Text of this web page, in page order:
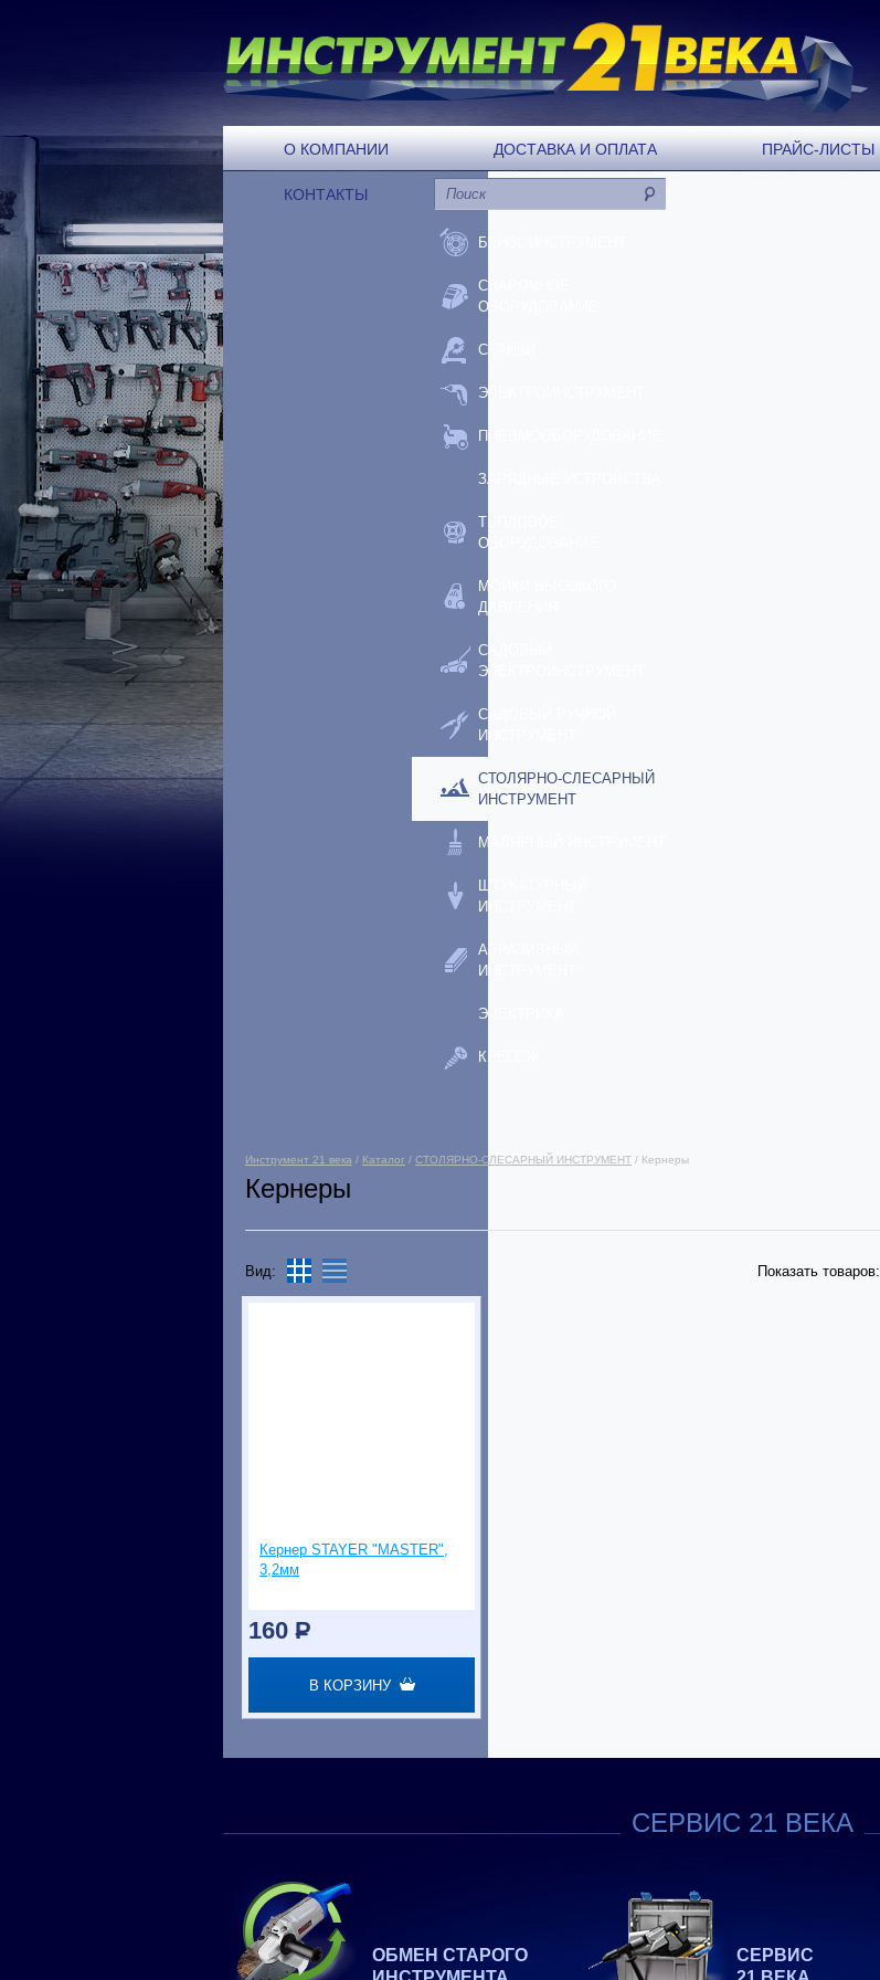
О КОМПАНИИ ДОСТАВКА И ОПЛАТА ПРАЙС-ЛИСТЫ
КОНТАКТЫ
БЕНЗОИНСТРУМЕНТ
СВАРОЧНОЕ
ОБОРУДОВАНИЕ
СТАНКИ
ЭЛЕКТРОИНСТРУМЕНТ
ПНЕВМООБОРУДОВАНИЕ
ЗАРЯДНЫЕ УСТРОЙСТВА
ТЕПЛОВОЕ
ОБОРУДОВАНИЕ
МОЙКИ ВЫСОКОГО
ДАВЛЕНИЯ
САДОВЫЙ
ЭЛЕКТРОИНСТРУМЕНТ
САДОВЫЙ РУЧНОЙ
ИНСТРУМЕНТ
СТОЛЯРНО-СЛЕСАРНЫЙ
ИНСТРУМЕНТ
МАЛЯРНЫЙ ИНСТРУМЕНТ
ШТУКАТУРНЫЙ
ИНСТРУМЕНТ
АБРАЗИВНЫЙ
ИНСТРУМЕНТ
ЭЛЕКТРИКА
КРЕПЕЖ
Инструмент 21 века / Каталог / СТОЛЯРНО-СЛЕСАРНЫЙ ИНСТРУМЕНТ / Кернеры
Кернеры
Вид: Показать товаров:
Кернер STAYER "MASTER",
3,2мм
160 P
В КОРЗИНУ
СЕРВИС 21 ВЕКА
ОБМЕН СТАРОГО
СЕРВИС